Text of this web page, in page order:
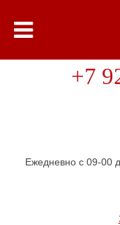
+7
Ежедневно с 09-00